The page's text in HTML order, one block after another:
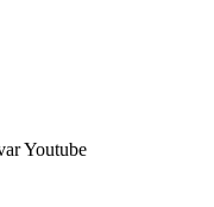
Youtube